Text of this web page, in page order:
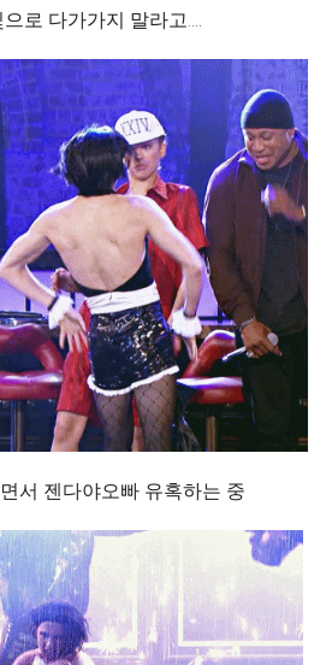
로 다가가지 말라고....
서 젠다야오빠 유혹하는 중